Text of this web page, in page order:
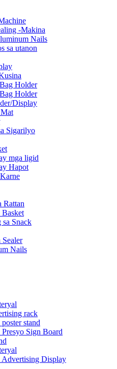
-Makina
Nails
sa utanon
Holder
Holder
Display
Sigarilyo
mga ligid
Hapot
Rattan
Basket
sa Snack
Nails
rack
stand
Presyo Sign Board
Advertising Display